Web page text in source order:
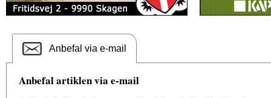
Anbefal via e-mail
Anbefal artiklen via e-mail